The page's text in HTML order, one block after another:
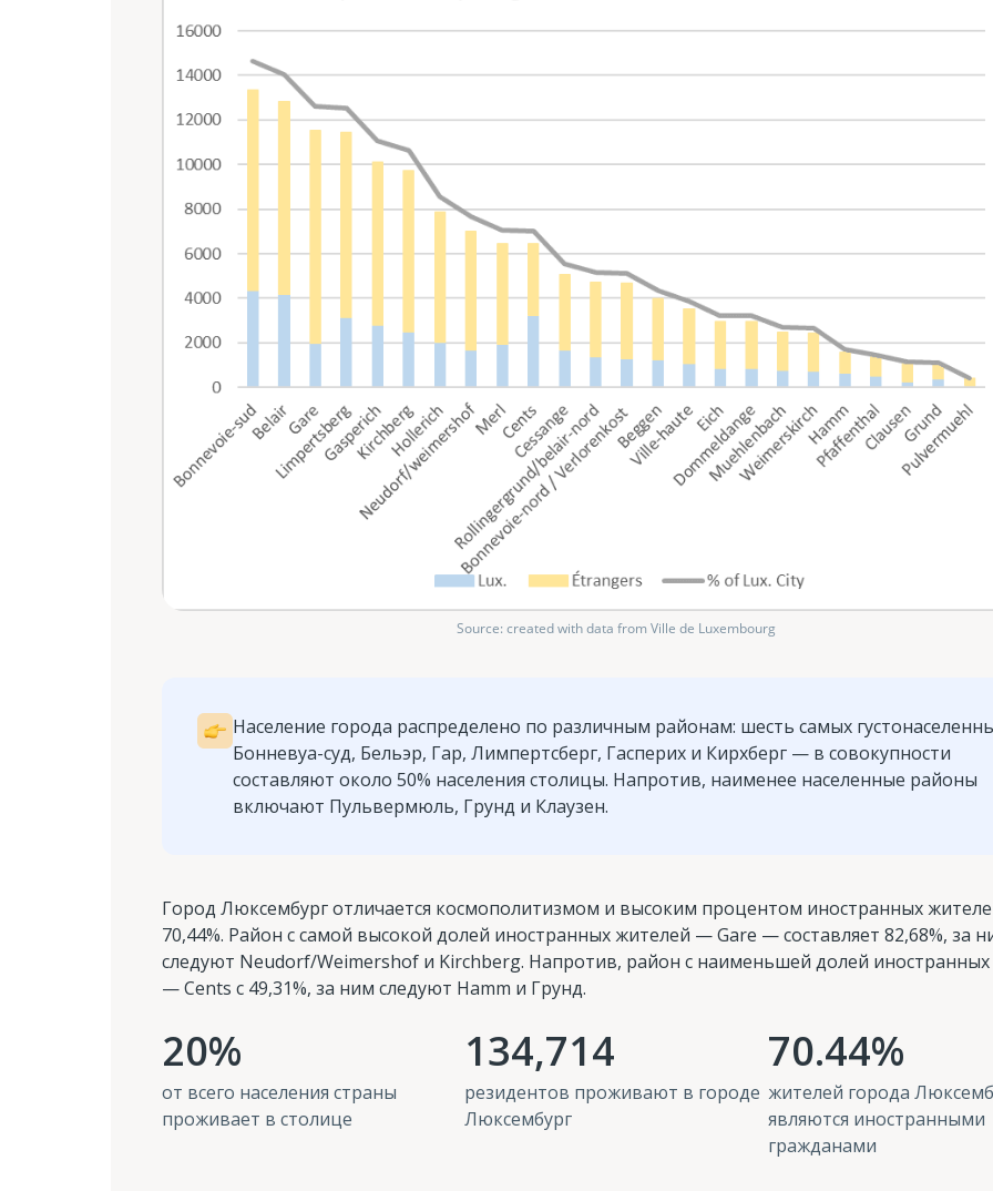
Source: created with data from Ville de Luxembourg
Население города распределено по различным районам: шесть самых
Бонневуа-суд, Бельэр, Гар, Лимпертсберг, Гасперих и Кирхберг — в совокупности
составляют около 50% населения столицы. Напротив, наименее населенные районы
включают Пульвермюль, Грунд и Клаузен.
Город Люксембург отличается космополитизмом и высоким процентом иностранных
70,44%. Район с самой высокой долей иностранных жителей — Gare — составляет 82,68%, за
следуют Neudorf/Weimershof и Kirchberg. Напротив, район с наименьшей долей
— Cents с 49,31%, за ним следуют Hamm и Грунд.
20%
от всего населения страны
проживает в столице
134,714
резидентов проживают в городе
Люксембург
70.44%
жителей города
являются иностранными
гражданами